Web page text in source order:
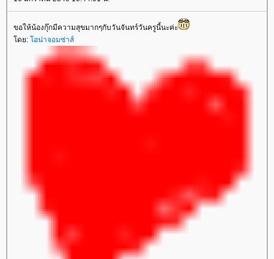
ขอให้น้องกุ๊กมีความสุขมากๆกับวันจันทร์วันครูนี้นะค่ะ
ดย: อน่าจอมซ่าส์